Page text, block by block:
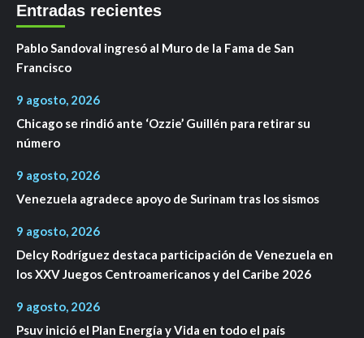
Entradas recientes
Pablo Sandoval ingresó al Muro de la Fama de San
Francisco
9 agosto, 2026
Chicago se rindió ante ‘Ozzie’ Guillén para retirar su
número
9 agosto, 2026
Venezuela agradece apoyo de Surinam tras los sismos
9 agosto, 2026
Delcy Rodríguez destaca participación de Venezuela en
los XXV Juegos Centroamericanos y del Caribe 2026
9 agosto, 2026
Psuv inició el Plan Energía y Vida en todo el país